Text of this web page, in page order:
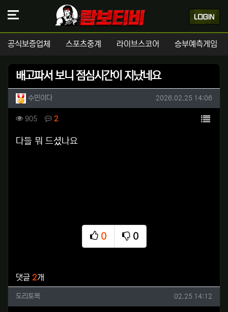
공식보증업체 스포츠중계 라이브스코어 승부예측게임
배고파서 보니 점심시간이 지났네요
작성자 정보
수민이다작성 작성일
2026.02.25 14:06
컨텐츠 정보
905조회 2댓글 목록
본문
다들 뭐 드셨나요
0
추천
0
비추천
댓글 2개
도리토목님의 댓글
도리토목 작성일
02.25 14:12